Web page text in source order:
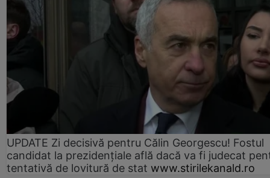
UPDATE Zi decisivă pentru Călin Georgescu! Fostul
candidat la prezidențiale află dacă va fi judecat
tentativă de lovitură de stat www.stirilekanald.ro